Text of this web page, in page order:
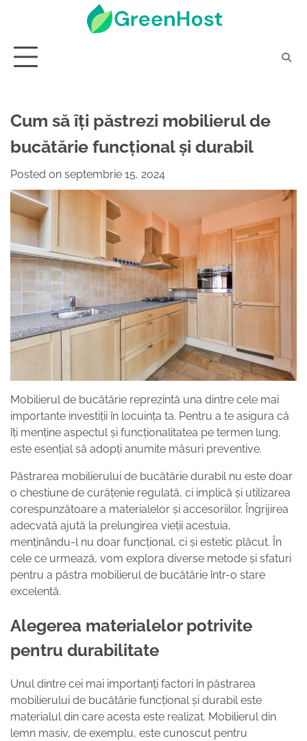
Cum să îți păstrezi mobilierul de
bucătărie funcțional și durabil
Posted on septembrie 15, 2024
Mobilierul de bucătărie reprezintă una dintre cele mai
importante investiții în locuința ta. Pentru a te asigura că
îți menține aspectul și funcționalitatea pe termen lung,
este esențial să adopți anumite măsuri preventive.
Păstrarea mobilierului de bucătărie durabil nu este doar
o chestiune de curățenie regulată, ci implică și utilizarea
corespunzătoare a materialelor și accesoriilor. Îngrijirea
adecvată ajută la prelungirea vieții acestuia,
menținându-l nu doar funcțional, ci și estetic plăcut. În
cele ce urmează, vom explora diverse metode și sfaturi
pentru a păstra mobilierul de bucătărie într-o stare
excelentă.
Alegerea materialelor potrivite
pentru durabilitate
Unul dintre cei mai importanți factori în păstrarea
mobilierului de bucătărie funcțional și durabil este
materialul din care acesta este realizat. Mobilierul din
lemn masiv, de exemplu, este cunoscut pentru